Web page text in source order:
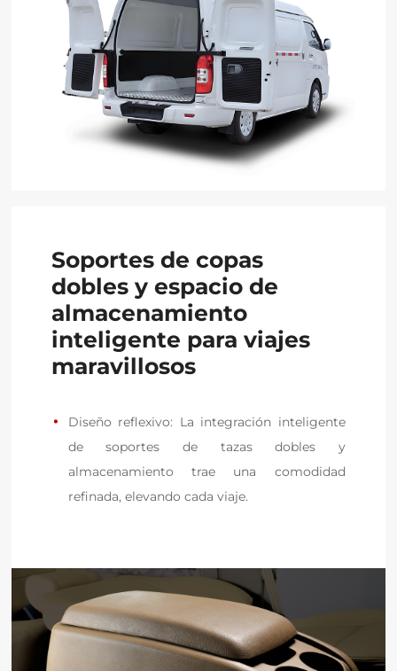
Soportes de copas
dobles y espacio de
almacenamiento
inteligente para viajes
maravillosos
Diseño reflexivo: La integración inteligente
de soportes de tazas dobles y
almacenamiento trae una comodidad
refinada, elevando cada viaje.